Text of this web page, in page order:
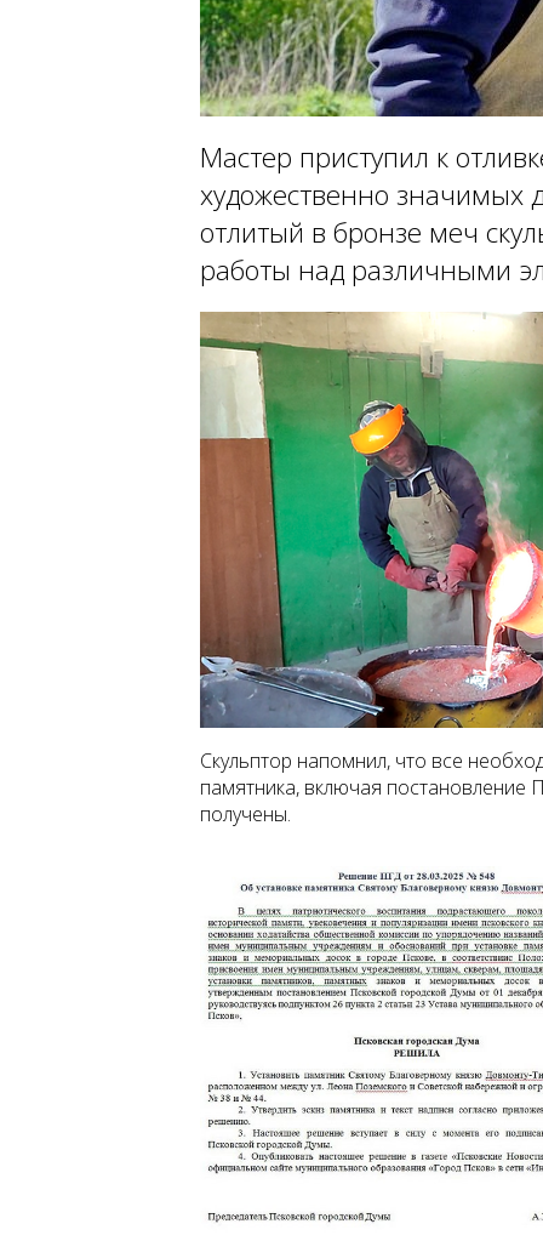
Мастер приступил к
художественно значимых
отлитый в бронзе меч
работы над различными
Скульптор напомнил, что все
памятника, включая постановление
получены.